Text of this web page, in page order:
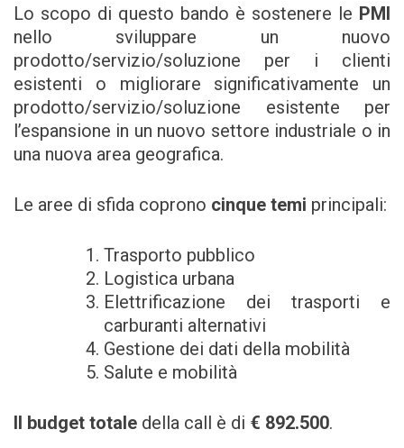
Lo scopo di questo bando è sostenere le PMI
nello sviluppare un nuovo
prodotto/servizio/soluzione per i clienti
esistenti o migliorare significativamente un
prodotto/servizio/soluzione esistente per
l’espansione in un nuovo settore industriale o in
una nuova area geografica.
Le aree di sfida coprono cinque temi principali:
Trasporto pubblico
Logistica urbana
Elettrificazione dei trasporti e
carburanti alternativi
Gestione dei dati della mobilità
Salute e mobilità
Il budget totale della call è di € 892.500.